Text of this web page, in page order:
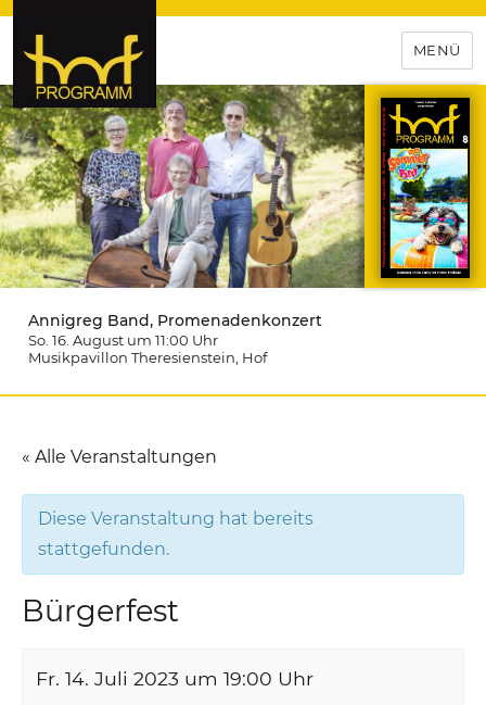
hof-programm – das
Veranstaltungsportal für
Hochfranken
MENÜ
Annigreg Band, Promenadenkonzert
So. 16. August um 11:00 Uhr
Musikpavillon Theresienstein , Hof
« Alle Veranstaltungen
Diese Veranstaltung hat bereits
stattgefunden.
Bürgerfest
Fr. 14. Juli 2023 um 19:00 Uhr